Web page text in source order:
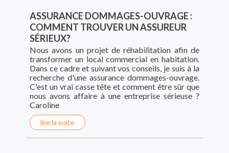
ASSURANCE DOMMAGES-OUVRAGE :
COMMENT TROUVER UN ASSUREUR
SÉRIEUX?
Nous avons un projet de réhabilitation afin de
transformer un local commercial en habitation.
Dans ce cadre et suivant vos conseils, je suis à la
recherche d'une assurance dommages-ouvrage.
C'est un vrai casse tête et comment être sûr que
nous avons affaire à une entreprise sérieuse ?
Caroline
lire la suite